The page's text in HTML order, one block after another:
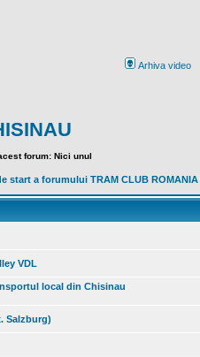
Arhiva video
forum: Nici unul
start a forumului TRAM CLUB ROMANIA
VDL
local din Chisinau
Salzburg)